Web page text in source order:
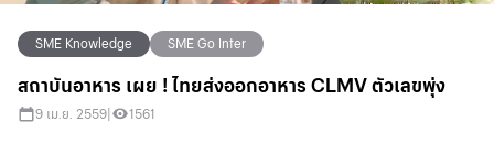
SME Knowledge SME Go Inter
สถาบันอาหาร เผย ! ไทยส่งออกอาหาร CLMV ตัวเลขพุ่ง
9 เม.ย. 2559 1561